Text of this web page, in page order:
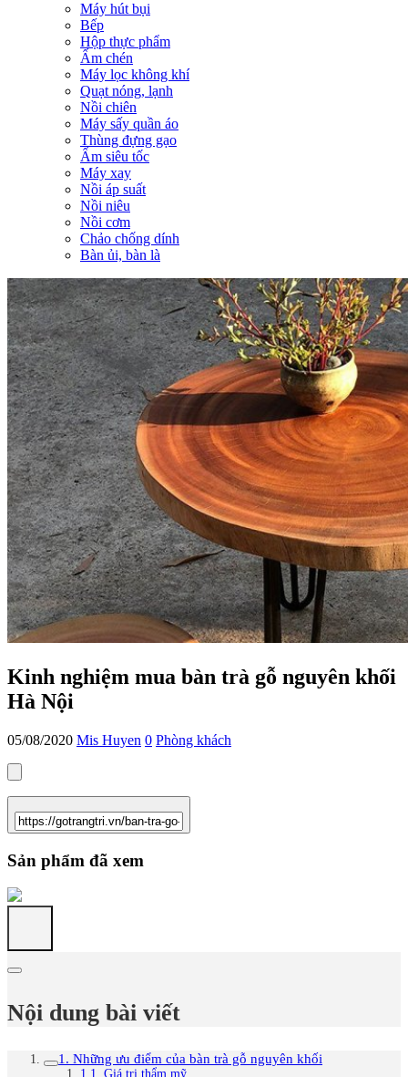
Máy hút bụi
Bếp
Hộp thực phẩm
Ấm chén
Máy lọc không khí
Quạt nóng, lạnh
Nồi chiên
Máy sấy quần áo
Thùng đựng gạo
Ấm siêu tốc
Máy xay
Nồi áp suất
Nồi niêu
Nồi cơm
Chảo chống dính
Bàn ủi, bàn là
Kinh nghiệm mua bàn trà gỗ nguyên khối
Hà Nội
05/08/2020 Mis Huyen 0 Phòng khách
Sản phẩm đã xem
Nội dung bài viết
1. Những ưu điểm của bàn trà gỗ nguyên khối
1.1. Giá trị thẩm mỹ